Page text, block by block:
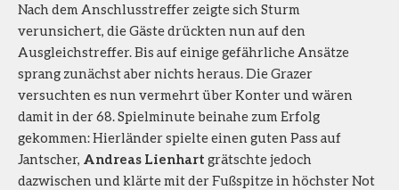
Nach dem Anschlusstreffer zeigte sich Sturm
verunsichert, die Gäste drückten nun auf den
Ausgleichstreffer. Bis auf einige gefährliche Ansätze
sprang zunächst aber nichts heraus. Die Grazer
versuchten es nun vermehrt über Konter und wären
damit in der 68. Spielminute beinahe zum Erfolg
gekommen: Hierländer spielte einen guten Pass auf
Jantscher, Andreas Lienhart grätschte jedoch
dazwischen und klärte mit der Fußspitze in höchster Not